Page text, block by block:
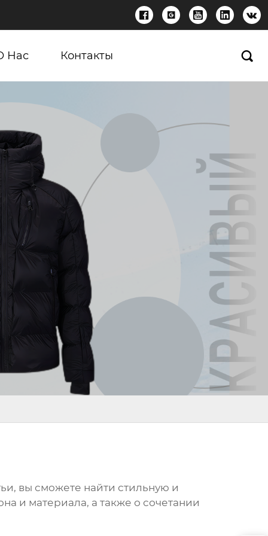
    
Нас Контакты 
вы сможете найти стильную и
и материала, а также о сочетании